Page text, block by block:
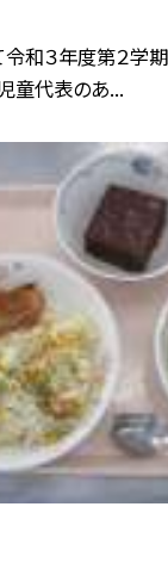
和３年度第２学
童代表のあ...